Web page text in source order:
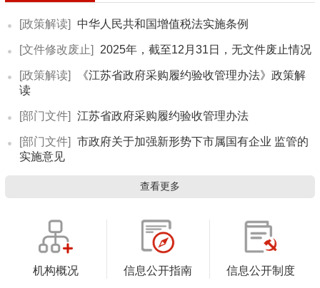
[政策解读] 中华人民共和国增值税法实施条例
[文件修改废止] 2025年，截至12月31日，无文件废止情况
[政策解读]
《江苏省政府采购履约验收管理办法》政策解
读
[部门文件] 江苏省政府采购履约验收管理办法
[部门文件]
市政府关于加强新形势下市属国有企业 监管的
实施意见
查看更多
机构概况 信息公开指南 信息公开制度